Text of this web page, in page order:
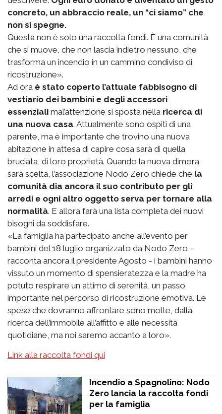
concreto, un abbraccio reale, un “ci siamo” che
non si spegne.
Questa non è solo una raccolta fondi. È una comunità
che si muove, che non lascia indietro nessuno, che
trasforma un incendio in un cammino condiviso di
ricostruzione».
Ad ora è stato coperto l’attuale fabbisogno di
vestiario dei bambini e degli accessori
essenziali mal’attenzione si sposta nella ricerca di
una nuova casa. Attualmente sono ospiti di una
parente, ma è importante che trovino una nuova
abitazione in attesa di capire cosa sarà di quella
bruciata, di loro proprietà. Quando la nuova dimora
sarà scelta, l’associazione Nodo Zero chiede che la
comunità dia ancora il suo contributo per gli
arredi e ogni altro oggetto serva per tornare alla
normalità. E allora farà una lista completa dei nuovi
bisogni da soddisfare.
«La famiglia ha partecipato anche all’evento per
bambini del 18 luglio organizzato da Nodo Zero –
racconta ancora il presidente Agosto - i bambini hanno
vissuto un momento di spensieratezza e la madre ha
potuto respirare un attimo di serenità, un passo
importante nel percorso di ricostruzione emotiva. Le
spese che dovranno affrontare sono molte, dalla
ricerca dell’immobile all’affitto e alle necessità
quotidiane, ma noi saremo accanto a loro».
Link alla raccolta fondi qui
Incendio a Spagnolino: Nodo
Zero lancia la raccolta fondi
per la famiglia